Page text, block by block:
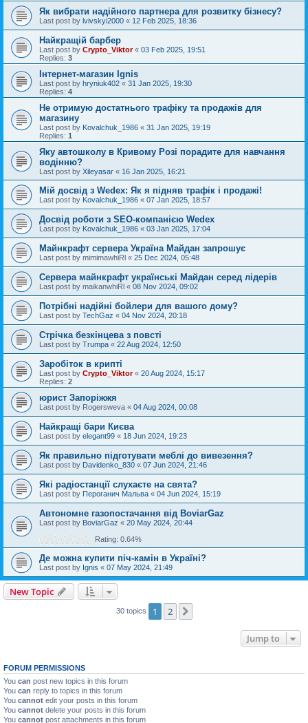
Як вибрати надійного партнера для розвитку бізнесу?
Last post by lvivskyi2000 « 12 Feb 2025, 18:36
Найкращій барбер
Last post by Crypto_Viktor« 03 Feb 2025, 19:51
Replies: 3
Інтернет-магазин Ignis
Last post by hryniuk402 « 31 Jan 2025, 19:30
Replies: 4
Не отримую достатнього трафіку та продажів для
магазину
Last post by Kovalchuk_1986 « 31 Jan 2025, 19:19
Replies: 1
Яку автошколу в Кривому Розі порадите для навчання
водінню?
Last post by Xileyasar « 16 Jan 2025, 16:21
Мій досвід з Wedex: Як я підняв трафік і продажі!
Last post by Kovalchuk_1986 « 07 Jan 2025, 18:57
Досвід роботи з SEO-компанією Wedex
Last post by Kovalchuk_1986 « 03 Jan 2025, 17:04
Майнкрафт сервера Україна Майдан запрошує
Last post by mimimawhiRl « 25 Dec 2024, 05:48
Сервера майнкрафт українські Майдан серед лідерів
Last post by maikanwhiRl « 08 Nov 2024, 09:02
Потрібні надійні бойлери для вашого дому?
Last post by TechGaz « 04 Nov 2024, 20:18
Стрічка безкінцева з повсті
Last post by Trumpa « 22 Aug 2024, 12:50
Заробіток в крипті
Last post by Crypto_Viktor« 20 Aug 2024, 15:17
Replies: 2
юрист Запоріжжя
Last post by Rogersweva « 04 Aug 2024, 00:08
Найкращі бари Києва
Last post by elegant99 « 18 Jun 2024, 19:23
Як правильно підготувати меблі до вивезення?
Last post by Davidenko_830 « 07 Jun 2024, 21:46
Які радіостанції слухаєте на свята?
Last post by Пероганич Мальва « 04 Jun 2024, 15:19
Автономне газопостачання від BoviarGaz
Last post by BoviarGaz « 20 May 2024, 20:44
Rating: 0.64%
Де можна купити піч-камін в Україні?
Last post by Ignis « 07 May 2024, 21:49
New Topic
30 topics 1 2
Jump to
FORUM PERMISSIONS
You can post new topics in this forum
You can reply to topics in this forum
You cannot edit your posts in this forum
You cannot delete your posts in this forum
You cannot post attachments in this forum